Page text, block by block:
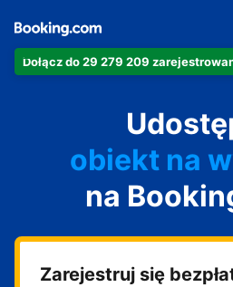
Dołącz do 29 279 209
obiekt na
obiekt
na
Zarejestruj się